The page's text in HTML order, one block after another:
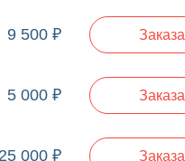
9 500 ₽
5 000 ₽
000 ₽